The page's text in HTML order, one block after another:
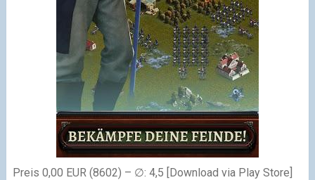
Preis 0,00 EUR (8602) – ∅: 4,5 [Download via Play Store]